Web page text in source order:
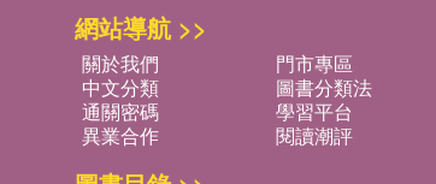
網站導航 >>
關於我們 門市專區
中文分類
圖書分類法
通關密碼
學習平台
異業合作
閱讀潮評